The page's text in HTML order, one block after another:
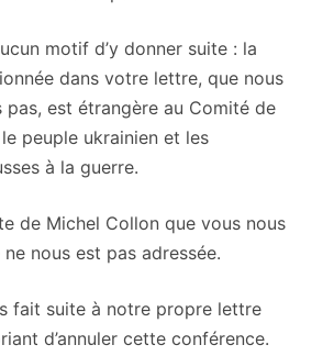
motif d’y donner suite : la
dans votre lettre, que nous
pas, est étrangère au Comité de
peuple ukrainien et les
à la guerre.
de Michel Collon que vous nous
nous est pas adressée.
fait suite à notre propre lettre
d’annuler cette conférence.